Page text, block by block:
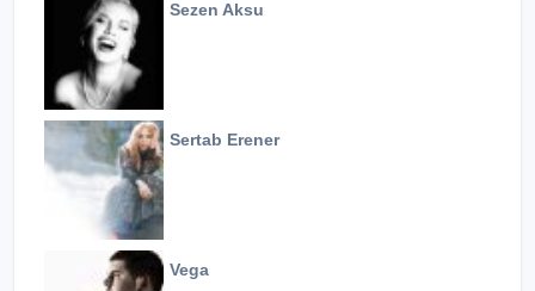
Sezen Aksu
Sertab Erener
Vega